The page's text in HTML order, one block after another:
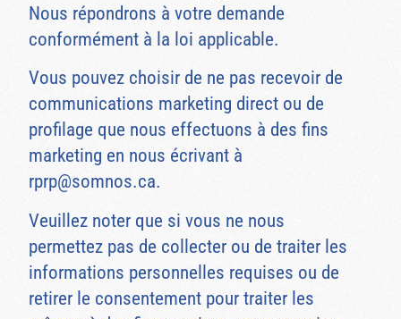
Nous répondrons à votre demande
conformément à la loi applicable.
Vous pouvez choisir de ne pas recevoir de
communications marketing direct ou de
profilage que nous effectuons à des fins
marketing en nous écrivant à
rprp@somnos.ca.
Veuillez noter que si vous ne nous
permettez pas de collecter ou de traiter les
informations personnelles requises ou de
retirer le consentement pour traiter les